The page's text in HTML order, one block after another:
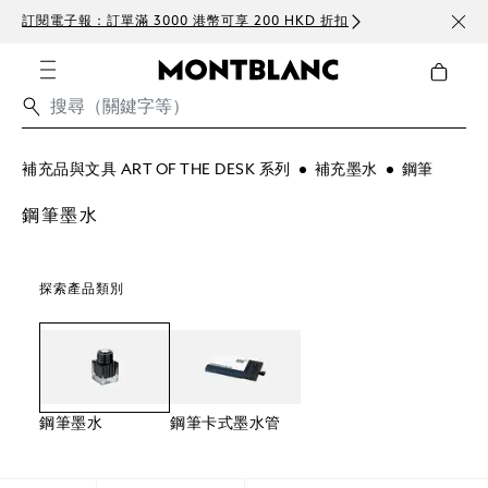
訂閱電子報：訂單滿 3000 港幣可享 200 HKD 折扣 免費
補充品與文具 ART OF THE DESK 系列 補充墨水 鋼筆
鋼筆墨水
探索產品類別
鋼筆墨水 鋼筆卡式墨水管